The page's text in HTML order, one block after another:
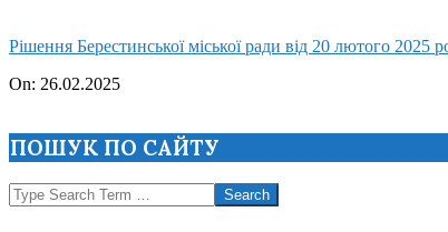
Рішення Берестинської міської ради від 20 лютого 2025
2025-
On: 26.02.2025
ПОШУК ПО САЙТУ
Search